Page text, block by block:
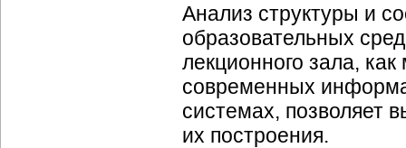
Анализ структуры и
образовательных
лекционного зала,
современных
системах, позволяет
их построения.